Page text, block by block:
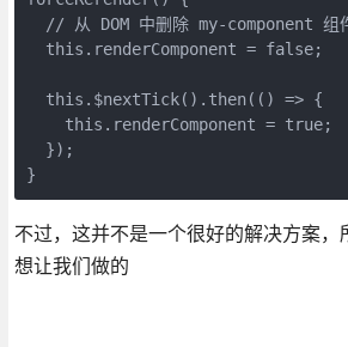
// 从 DOM 中删除 my-component 组
  this.renderComponent = false;
  this.$nextTick().then(() => {
    this.renderComponent = true;
  });
不过，这并不是一个很好的解决方案
想让我们做的